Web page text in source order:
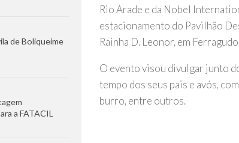
Rio Arade e da Nobel
estacionamento do Pavilhão
Rainha D. Leonor, em
O evento visou divulgar junto
tempo dos seus pais e avós,
burro, entre outros.
de Boliqueime
a FATACIL